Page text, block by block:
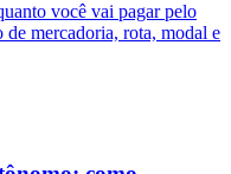
você vai pagar pelo
de mercadoria, rota, modal e